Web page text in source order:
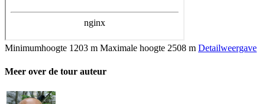
Minimumhoogte 1203 m Maximale hoogte 2508 m Detailweergave
Meer over de tour auteur